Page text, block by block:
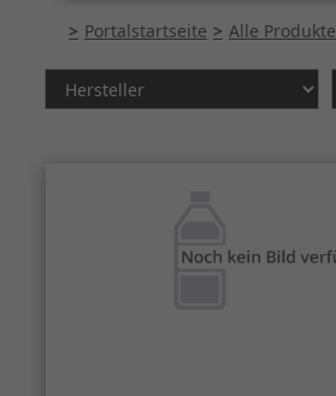
Portalstartseite Alle Produkte